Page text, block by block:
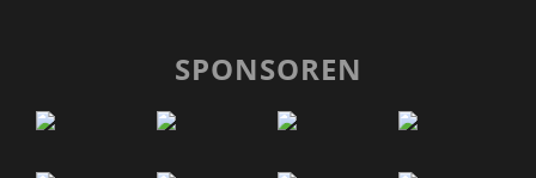
SPONSOREN